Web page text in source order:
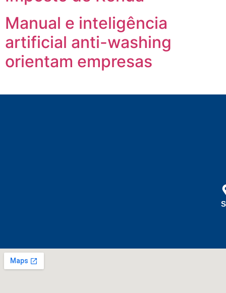
Manual e inteligência
artificial anti-washing
orientam empresas